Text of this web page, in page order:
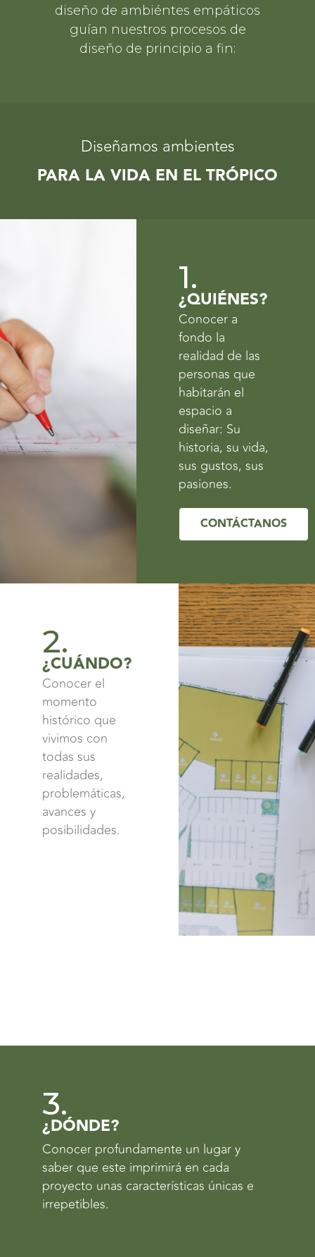
diseño de ambiéntes empáticos
guían nuestros procesos de
diseño de principio a fin:
Diseñamos ambientes
PARA LA VIDA EN EL TRÓPICO
1.
¿QUIÉNES?
Conocer a
fondo la
realidad de las
personas que
habitarán el
espacio a
diseñar: Su
historia, su vida,
sus gustos, sus
pasiones.
CONTÁCTANOS
2.
¿CUÁNDO?
Conocer el
momento
histórico que
vivimos con
todas sus
realidades,
problemáticas,
avances y
posibilidades.
3.
¿DÓNDE?
Conocer profundamente un lugar y
saber que este imprimirá en cada
proyecto unas características únicas e
irrepetibles.